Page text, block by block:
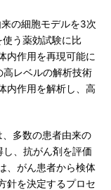
の細胞モデルを3次
う薬効試験に比
内作用を再現可能に
レベルの解析技術
内作用を解析し、高
多数の患者由来の
、抗がん剤を評価
、がん患者から検体
針を決定するプロセ